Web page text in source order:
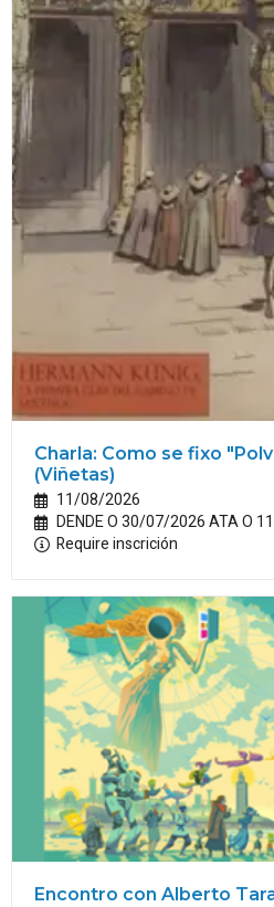
Charla: Como se fixo
(Viñetas)
11/08/2026
DENDE O 30/07/2026 ATA O
Require inscrición
Encontro con Alberto